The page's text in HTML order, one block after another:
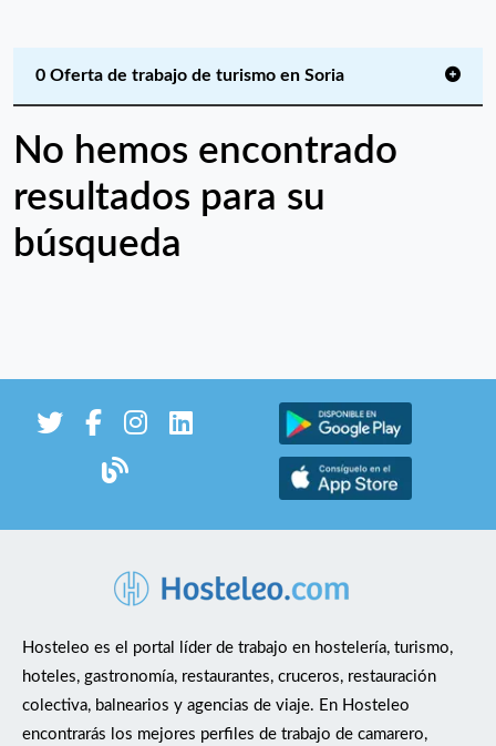
0 Oferta de trabajo de turismo en Soria
No hemos encontrado
resultados para su
búsqueda
Hosteleo es el portal líder de trabajo en hostelería, turismo,
hoteles, gastronomía, restaurantes, cruceros, restauración
colectiva, balnearios y agencias de viaje. En Hosteleo
encontrarás los mejores perfiles de trabajo de camarero,